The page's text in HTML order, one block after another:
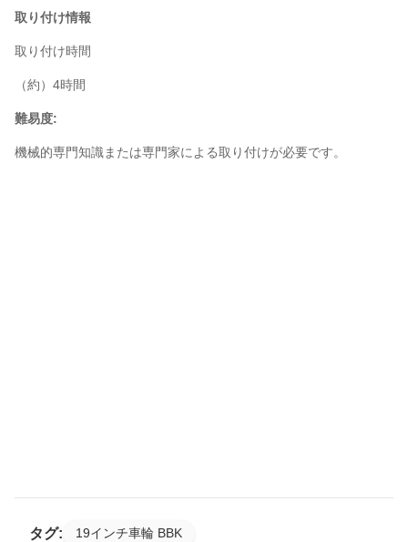
取り付け情報
取り付け時間
（約）4時間
難易度:
機械的専門知識または専門家による取り付けが必要です。
タグ:
19インチ車輪 BBK